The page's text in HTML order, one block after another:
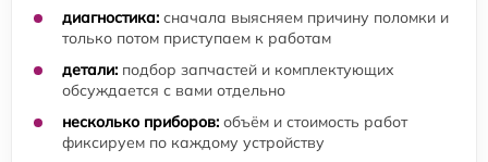
диагностика: сначала выясняем причину поломки и
только потом приступаем к работам
детали: подбор запчастей и комплектующих
обсуждается с вами отдельно
несколько приборов: объём и стоимость работ
фиксируем по каждому устройству